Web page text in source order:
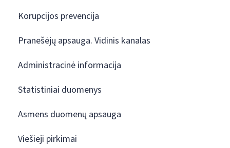
Korupcijos prevencija
Pranešėjų apsauga. Vidinis kanalas
Administracinė informacija
Statistiniai duomenys
Asmens duomenų apsauga
Viešieji pirkimai